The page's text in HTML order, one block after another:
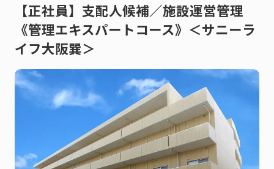
【正社員】支配人候補／施設運営管理
《管理エキスパートコース》＜サニーラ
イフ大阪巽＞